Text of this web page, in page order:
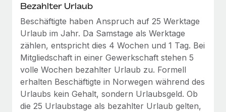
Einfacheres Bewerber:innen-Screening
Compliance Watchtower
Lückenlose Compliance
Geräteverwaltung
Globale Bereitstellung und Verfolgung von IT-
Geräten
So hat der KI-Vorreiter Weaviate sein Team mit
Remote um 120 % vergrößert
Weaviate auf einen Blick Weaviate entwickelt KI-basierte
Open-Source-Infrastrukturen. Das...
Mehr erfahren
Hol dir Unterstützung
Alle Ressourcen anzeigen
BLOG
EOR und PEO
Bezahlter Urlaub
Beschäftigte haben Anspruch auf 25 Werktage
Urlaub im Jahr. Da Samstage als Werktage
zählen, entspricht dies 4 Wochen und 1 Tag. Bei
Mitgliedschaft in einer Gewerkschaft stehen 5
volle Wochen bezahlter Urlaub zu. Formell
erhalten Beschäftigte in Norwegen während des
Urlaubs kein Gehalt, sondern Urlaubsgeld. Ob
die 25 Urlaubstage als bezahlter Urlaub gelten,